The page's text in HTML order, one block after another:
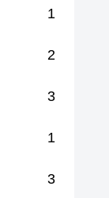
1
2
3
1
3